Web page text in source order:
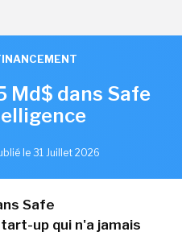
Md$ dans Safe
le 31 Juillet 2026
Safe
up qui n'a jamais